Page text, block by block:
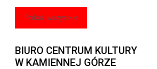
Pokaż wszystkie
BIURO CENTRUM KULTURY
W KAMIENNEJ GÓRZE